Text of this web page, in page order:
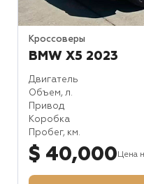
Кроссоверы
BMW X5 2023
Двигатель
Объем, л.
Привод
Коробка
Пробег, км.
$ 40,000 Цена